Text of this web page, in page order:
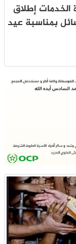
الخدمات إطلاق
بمناسبة عيد